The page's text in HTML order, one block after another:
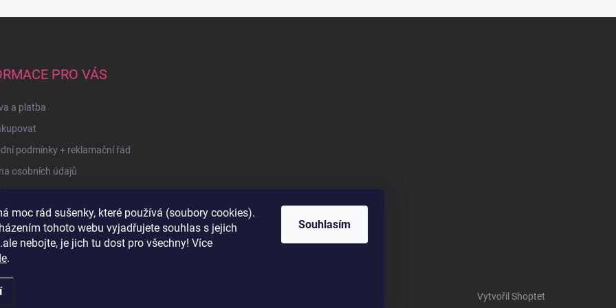
moc rád sušenky, které používá (soubory cookies).
tohoto webu vyjadřujete souhlas s jejich
nebojte, je jich tu dost pro všechny! Více
.
Souhlasím
PRO VÁS
a platba
podmínky + reklamační řád
osobních údajů
Vytvořil Shoptet